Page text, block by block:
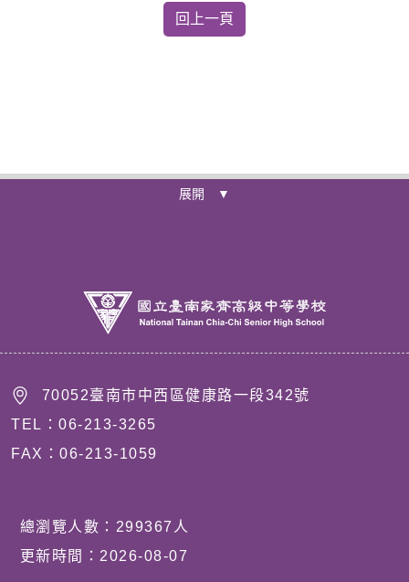
展開 ▼
70052臺南市中西區健康路一段342號
TEL：06-213-3265
FAX：06-213-1059
總瀏覽人數： 299367 人
更新時間： 2026-08-07